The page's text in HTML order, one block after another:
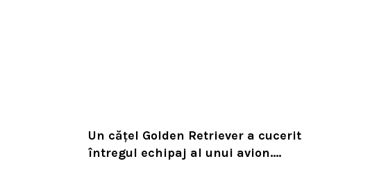
Un cățel Golden Retriever a cucerit
întregul echipaj al unui avion.